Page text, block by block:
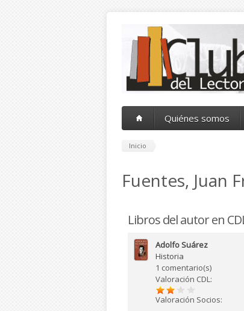
Quiénes somos
Inicio
Fuentes, Juan
Libros del autor en
Adolfo Suárez
Historia
1 comentario(s)
Valoración CDL:
Valoración Socios: